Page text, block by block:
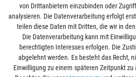
Mein Konto
Informationen
von Drittanbietern einzubinden oder
analysieren. Die Datenverarbeitung erfolgt
teilen diese Daten mit Dritten, die wir in
Die Datenverarbeitung kann mit
berechtigten Interesses erfolgen. Die
abgelehnt werden. Es besteht das Recht,
Einwilligung zu einem späteren Zeitpunkt